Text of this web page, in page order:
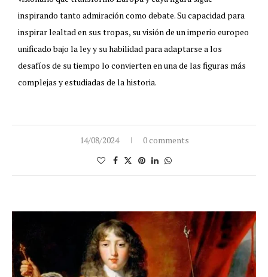
inspirando tanto admiración como debate. Su capacidad para
inspirar lealtad en sus tropas, su visión de un imperio europeo
unificado bajo la ley y su habilidad para adaptarse a los
desafíos de su tiempo lo convierten en una de las figuras más
complejas y estudiadas de la historia.
14/08/2024 0 comments